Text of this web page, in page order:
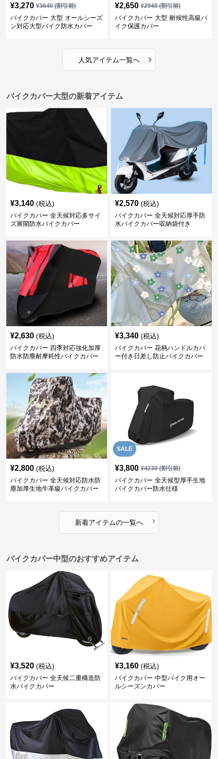
¥3,270 ¥3640(割引前)
バイクカバー 大型 オールシーズ
ン対応大型バイク防水カバー
¥2,650 ¥2940(割引前)
バイクカバー 大型 耐候性高級バ
イク保護カバー
人気アイテム一覧へ ›
バイクカバー大型の新着アイテム
¥3,140 (税込)
バイクカバー 全天候対応多サイ
ズ展開防水バイクカバー
¥2,570 (税込)
バイクカバー 全天候対応厚手防
水バイクカバー収納袋付き
¥2,630 (税込)
バイクカバー 四季対応強化加厚
防水防塵耐摩耗性バイクカバー
¥3,340 (税込)
バイクカバー 花柄ハンドルカバ
ー付き日差し防止バイクカバー
¥2,800 (税込)
バイクカバー 全天候対応防水防
塵加厚生地牛革級バイクカバー
SALE
¥3,800 ¥4230(割引前)
バイクカバー 全天候型厚手生地
バイクカバー防水仕様
新着アイテムの一覧へ ›
バイクカバー中型のおすすめアイテム
¥3,520 (税込)
バイクカバー 全天候二重構造防
水バイクカバー
¥3,160 (税込)
バイクカバー 中型バイク用オー
ルシーズンカバー